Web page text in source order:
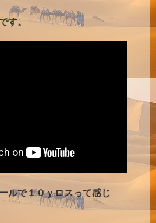
す。
ルで１０ｙロスって感じ